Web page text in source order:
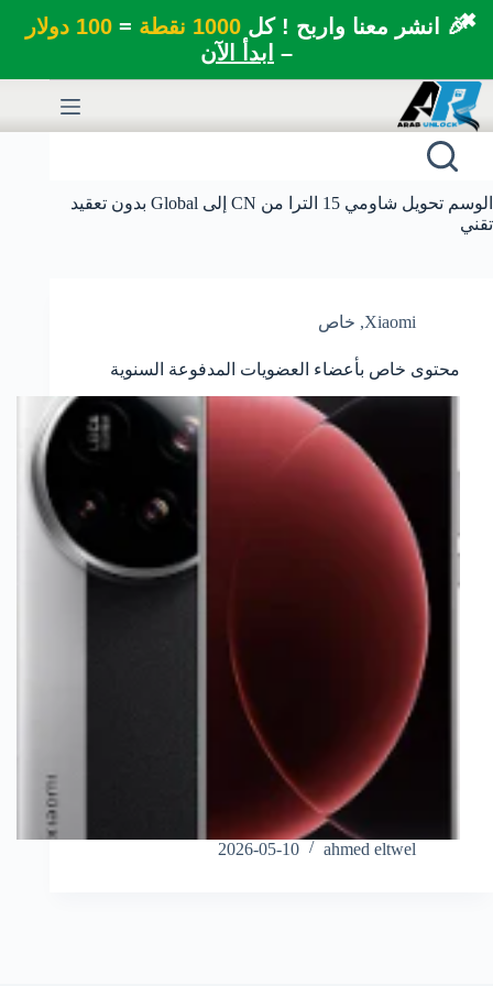
🎉 انشر معنا واربح ! كل1000 نقطة =100 دولار
– ابدأ الآن
✖
التجاوز
إلى
المحتوى
الوسم
تحويل شاومي 15 الترا من CN إلى Global بدون تعقيد
تقني
Xiaomi
, خاص
محتوى خاص بأعضاء العضويات المدفوعة السنوية
ahmed eltwel
2026-05-10